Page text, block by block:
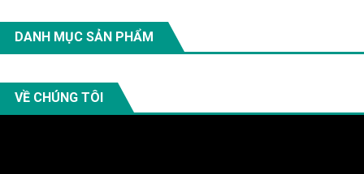
a
t
i
n
DANH MỤC SẢN PHẨM
VỀ CHÚNG TÔI